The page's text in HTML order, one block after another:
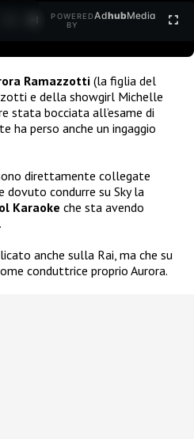
POWERED
BY
AdhubMedia
Ramazzotti (la figlia del
e della showgirl Michelle
stata bocciata all’esame di
ha perso anche un ingaggio
direttamente collegate
dovuto condurre su Sky la
Karaoke che sta avendo
anche sulla Rai, ma che su
conduttrice proprio Aurora.